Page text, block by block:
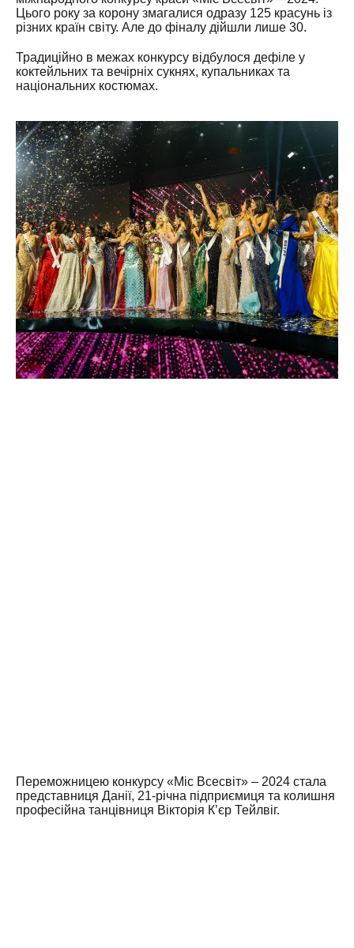
Цього року за корону змагалися одразу 125 красунь із
різних країн світу. Але до фіналу дійшли лише 30.
Традиційно в межах конкурсу відбулося дефіле у
коктейльних та вечірніх сукнях, купальниках та
національних костюмах.
Переможницею конкурсу «Міс Всесвіт» – 2024 стала
представниця Данії, 21-річна підприємиця та колишня
професійна танцівниця Вікторія К’єр Тейлвіг.